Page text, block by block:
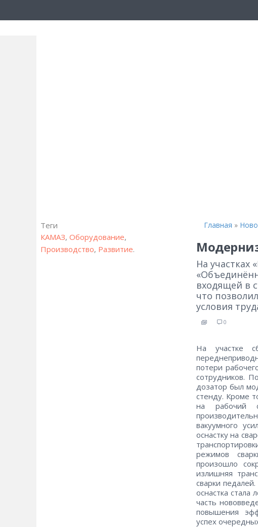
Теги
КАМАЗ, Оборудование,
Производство, Развитие.
Главная »
На
входящей в
что
условия
0
На участке
потери
сотрудников.
дозатор был
стенду. Кроме
на рабочий
вакуумного
оснастку на
режимов
произошло
излишняя
сварки
оснастка стала
часть
повышения
успех